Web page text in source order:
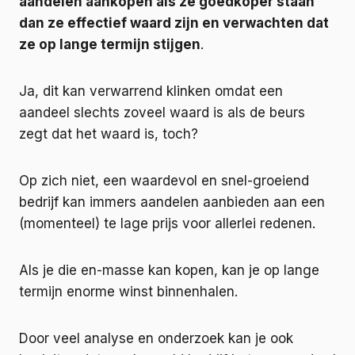
dan ze effectief waard zijn en verwachten dat
ze op lange termijn stijgen.
Ja, dit kan verwarrend klinken omdat een
aandeel slechts zoveel waard is als de beurs
zegt dat het waard is, toch?
Op zich niet, een waardevol en snel-groeiend
bedrijf kan immers aandelen aanbieden aan een
(momenteel) te lage prijs voor allerlei redenen.
Als je die en-masse kan kopen, kan je op lange
termijn enorme winst binnenhalen.
Door veel analyse en onderzoek kan je ook